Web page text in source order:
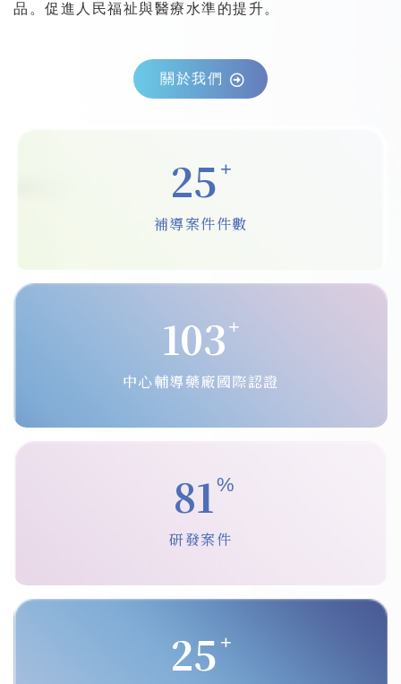
品。促進人民福祉與醫療水準的提升。
關於我們
30 +
補導案件件數
120 +
中心輔導藥廠國際認證
95%
研發案件
30 +